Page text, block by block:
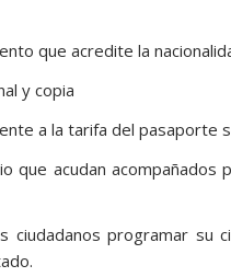
que acredite la
y copia
a la tarifa del pasaporte
que acudan
ciudadanos programar su